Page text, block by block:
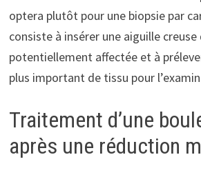
optera plutôt pour une biopsie par
consiste à insérer une aiguille creuse
potentiellement affectée et à
plus important de tissu pour
Traitement d’une
après une réduction